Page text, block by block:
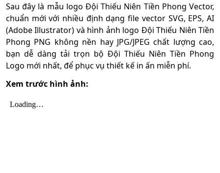
Sau đây là mẫu logo Đội Thiếu Niên Tiền Phong Vector,
chuẩn mới với nhiều định dạng file vector SVG, EPS, AI
(Adobe Illustrator) và hình ảnh logo Đội Thiếu Niên Tiền
Phong PNG không nền hay JPG/JPEG chất lượng cao,
bạn dễ dàng tải trọn bộ Đội Thiếu Niên Tiền Phong
Logo mới nhất, để phục vụ thiết kế in ấn miễn phí.
Xem trước hình ảnh: